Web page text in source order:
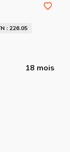
: 226.05
18 mois